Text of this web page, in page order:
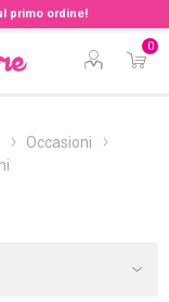
primo ordine!
0
Occasioni